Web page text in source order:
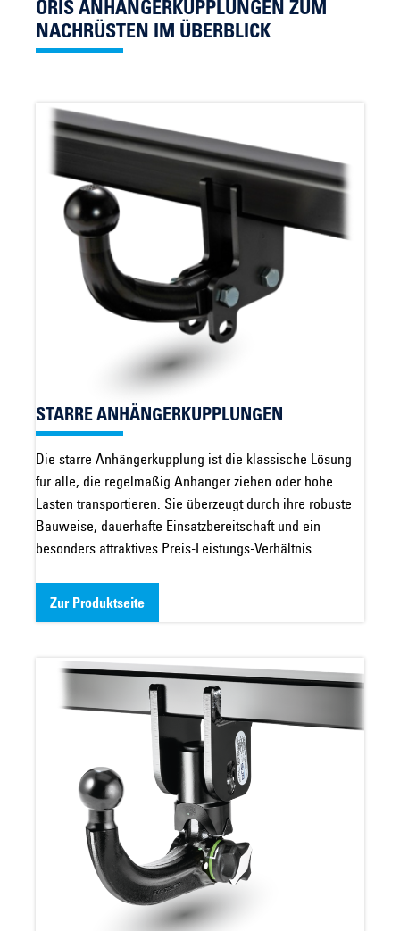
ORIS ANHÄNGERKUPPLUNGEN ZUM
NACHRÜSTEN IM ÜBERBLICK
STARRE ANHÄNGERKUPPLUNGEN
Die starre Anhängerkupplung ist die klassische Lösung
für alle, die regelmäßig Anhänger ziehen oder hohe
Lasten transportieren. Sie überzeugt durch ihre robuste
Bauweise, dauerhafte Einsatzbereitschaft und ein
besonders attraktives Preis-Leistungs-Verhältnis.
Zur Produktseite